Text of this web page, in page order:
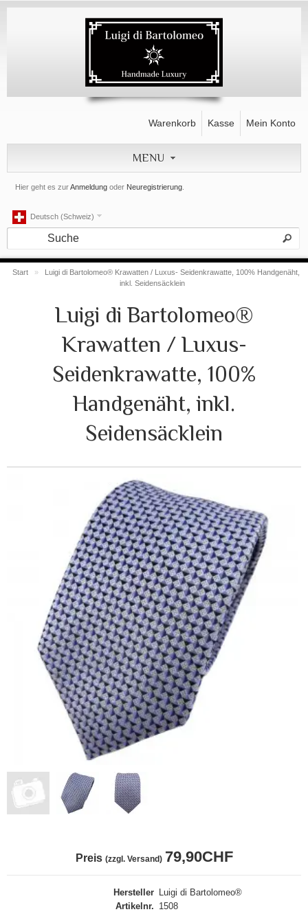
Hier geht es zurAnmeldung oder Neuregistrierung
Warenkorb Kasse Mein Konto
MENU
Deutsch (Schweiz)
Start »
Luigi di Bartolomeo® Krawatten / Luxus- Seidenkrawatte, 100% Handgenäht,
inkl. Seidensäcklein
Luigi di Bartolomeo®
Krawatten / Luxus-
Seidenkrawatte, 100%
Handgenäht, inkl.
Seidensäcklein
Preis (zzgl. Versand) 79,90CHF
Hersteller Luigi di Bartolomeo®
Artikelnr. 1508